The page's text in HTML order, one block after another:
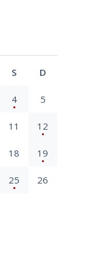
S D
4 5
11 12
18 19
25 26